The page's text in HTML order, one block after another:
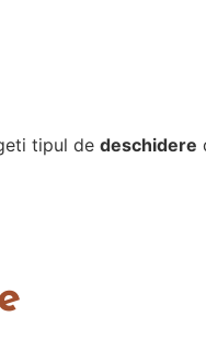
tipul de deschidere